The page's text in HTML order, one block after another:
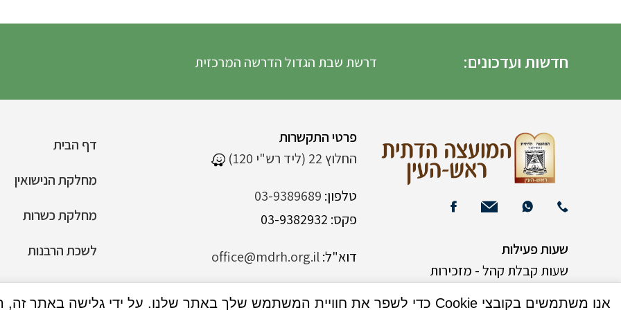
חדשות ועדכונים: דרשת שבת הגדול הדרשה המרכזית
דף הבית
מחלקת הנישואין
מחלקת כשרות
לשכת הרבנות
הצהרת נגישות
פרטי התקשרות
החלוץ 22 (ליד רש"י 120)
טלפון: 03-9389689
פקס: 03-9382932
דוא"ל:office@mdrh.org.il
שעות פעילות
שעות קבלת קהל - מזכירות
אנו משתמשים בקובצי Cookie כדי לשפר את חוויית המשתמש שלך באתר שלנו. על ידי גלישה באתר זה, הנך מסכים לשימוש שלנו בקובצי Cookie.